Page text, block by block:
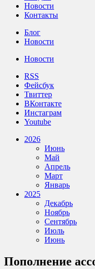
Новости
Контакты
Блог
Новости
Новости
RSS
Фейсбук
Твиттер
ВКонтакте
Инстаграм
Youtube
2026
Июнь
Май
Апрель
Март
Январь
2025
Декабрь
Ноябрь
Сентябрь
Июль
Июнь
Пополнение